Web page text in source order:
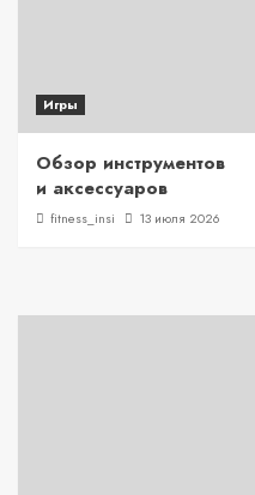
Игры
Обзор инструментов
и аксессуаров
fitness_insi 13 июля 2026